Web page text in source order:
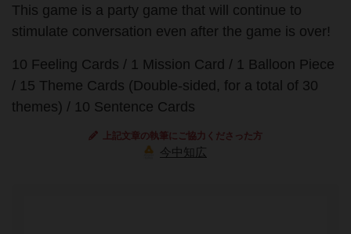
This game is a party game that will continue to
stimulate conversation even after the game is over!
10 Feeling Cards / 1 Mission Card / 1 Balloon Piece
/ 15 Theme Cards (Double-sided, for a total of 30
themes) / 10 Sentence Cards
上記文章の執筆にご協力くださった方
今中知広